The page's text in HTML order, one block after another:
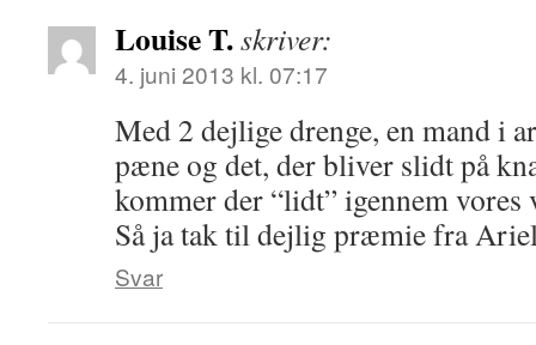
Louise T.skriver:
4. juni 2013 kl. 07:17
Med 2 dejlige drenge, en mand i
pæne og det, der bliver slidt på
kommer der “lidt” igennem vores
Så ja tak til dejlig præmie fra
Svar